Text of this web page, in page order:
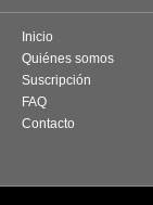
Inicio
Quiénes somos
Suscripción
FAQ
Contacto